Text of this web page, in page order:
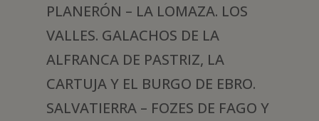
PLANERÓN – LA LOMAZA. LOS
VALLES. GALACHOS DE LA
ALFRANCA DE PASTRIZ, LA
CARTUJA Y EL BURGO DE EBRO.
SALVATIERRA – FOZES DE FAGO Y